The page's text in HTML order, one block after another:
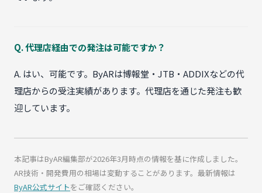
Q. 代理店経由での発注は可能ですか？
A. はい、可能です。ByARは博報堂・JTB・ADDIXなどの代
理店からの受注実績があります。代理店を通じた発注も歓
迎しています。
本記事はByAR編集部が2026年3月時点の情報を基に作成しました。
AR技術・開発費用の相場は変動することがあります。最新情報は
ByAR公式サイトをご確認ください。